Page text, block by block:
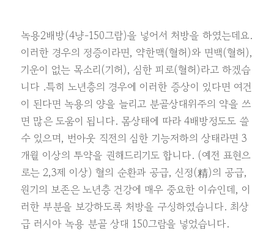
녹용2배방(4냥-150그람)을 넣어서 처방을 하였는데요.
이러한 경우의 정증이라면, 약한맥(혈허)와 면백(혈허),
기운이 없는 목소리(기허), 심한 피로(혈허)라고 하겠습
니다 .특히 노년층의 경우에 이러한 증상이 있다면 여건
이 된다면 녹용의 양을 늘리고 분골상대위주의 약을 쓰
면 많은 도움이 됩니다. 몸상태에 따라 4배방정도도 쓸
수 있으며, 번아웃 직전의 심한 기능저하의 상태라면 3
개월 이상의 투약을 권해드리기도 합니다. (예전 표현으
로는 2,3제 이상) 혈의 순환과 공급, 신정(精)의 공급,
원기의 보존은 노년층 건강에 매우 중요한 이슈인데, 이
러한 부분을 보강하도록 처방을 구성하였습니다. 최상
급 러시아 녹용 분골 상대 150그람을 넣었습니다.